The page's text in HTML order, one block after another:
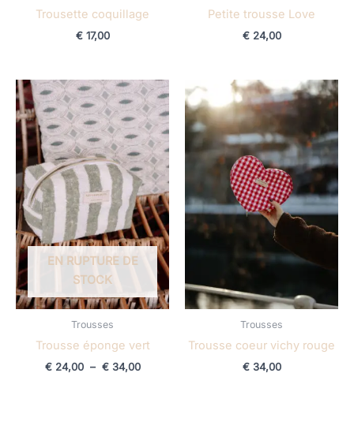
Trousette coquillage
€17,00
Petite trousse Love
€24,00
EN RUPTURE DE
STOCK
Trousses
Trousse éponge vert
€24,00 – €34,00
Plage
de
prix :
€ 24,00
€ 34,00
Trousses
Trousse coeur vichy rouge
€34,00